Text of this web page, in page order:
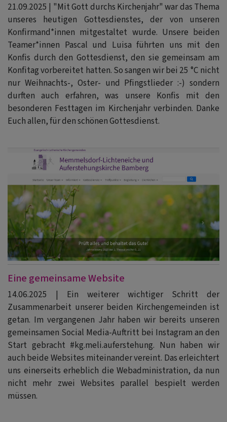
21.09.2025 | "Mit Gott durchs Kirchenjahr" war das Thema
unseres heutigen Gottesdienstes, der von unseren
Konfirmand*innen mitgestaltet wurde. Unsere beiden
Teamer*innen Pascal und Luisa führten uns mit den
Konfis durch den Gottesdienst, den sie gemeinsam am
Konfitag vorbereitet hatten. So sangen wir bei 25 °C nicht
nur Weihnachts-, Oster- und Pfingstlieder :-) sondern
durften auch erfahren, was unsere Konfis mit den
besonderen Festtagen im Kirchenjahr verbinden. Danke
Euch allen, für den schönen Gottesdienst.
Eine gemeinsame Website
14.06.2025 | Ein weiterer wichtiger Schritt der
Zusammenarbeit unserer beiden Kirchengemeinden ist
getan. Im vergangenen Jahr haben wir bereits unseren
gemeinsamen Social Media-Auftritt bei Instagram an den
Start gebracht #kg.meli.auferstehung. Nun haben wir
auch beide Websites miteinander vereint. Das erleichtert
uns einerseits erheblich die Webadministration, da nun
nicht mehr zwei Websites parallel bespielt werden
müssen.